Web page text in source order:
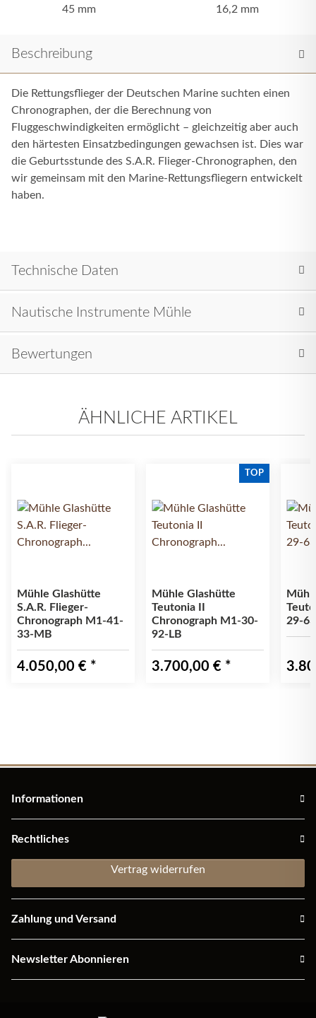
45 mm 16,2 mm
Beschreibung
Die Rettungsflieger der Deutschen Marine suchten einen
Chronographen, der die Berechnung von
Fluggeschwindigkeiten ermöglicht – gleichzeitig aber auch
den härtesten Einsatz­bedingungen gewachsen ist. Dies war
die Geburtsstunde des S.A.R. Flieger-Chronographen, den
wir gemeinsam mit den Marine-Rettungsfliegern entwickelt
haben.
Technische Daten
Nautische Instrumente Mühle
Bewertungen
ÄHNLICHE ARTIKEL
Mühle Glashütte
S.A.R. Flieger-
Chronograph M1-41-
33-MB
4.050,00 € *
TOP
Mühle Glashütte
Teutonia II
Chronograph M1-30-
92-LB
3.700,00 € *
29-
Informationen
Rechtliches
Vertrag widerrufen
Zahlung und Versand
Newsletter Abonnieren